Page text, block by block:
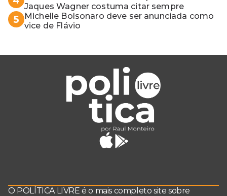
Jaques Wagner costuma citar sempre
5
Michelle Bolsonaro deve ser anunciada como
vice de Flávio
O POLÍTICA LIVRE é o mais completo site sobre